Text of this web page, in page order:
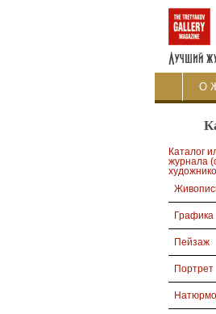
О
Каталог
журнала
Графика
Пейзаж
Портрет